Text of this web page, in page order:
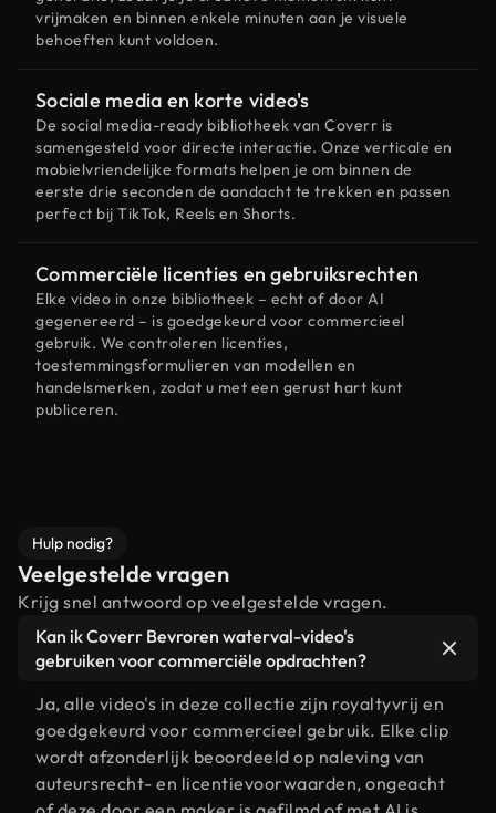
vrijmaken en binnen enkele minuten aan je visuele
behoeften kunt voldoen.
Sociale media en korte video's
De social media-ready bibliotheek van Coverr is
samengesteld voor directe interactie. Onze verticale en
mobielvriendelijke formats helpen je om binnen de
eerste drie seconden de aandacht te trekken en passen
perfect bij TikTok, Reels en Shorts.
Commerciële licenties en gebruiksrechten
Elke video in onze bibliotheek – echt of door AI
gegenereerd – is goedgekeurd voor commercieel
gebruik. We controleren licenties,
toestemmingsformulieren van modellen en
handelsmerken, zodat u met een gerust hart kunt
publiceren.
Hulp nodig?
Veelgestelde vragen
Krijg snel antwoord op veelgestelde vragen.
Kan ik Coverr Bevroren waterval-video's
gebruiken voor commerciële opdrachten?
Ja, alle video's in deze collectie zijn royaltyvrij en
goedgekeurd voor commercieel gebruik. Elke clip
wordt afzonderlijk beoordeeld op naleving van
auteursrecht- en licentievoorwaarden, ongeacht